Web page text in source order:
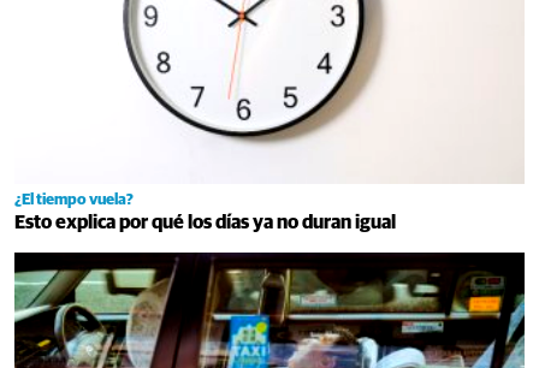
¿El tiempo vuela?
Esto explica por qué los días ya no duran igual